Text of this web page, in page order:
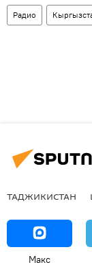
Радио
ТАДЖИКИСТАН
Макс